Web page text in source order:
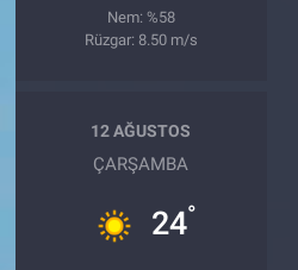
Nem: %58
Rüzgar: 8.50 m/s
12 AĞUSTOS
ÇARŞAMBA
24°